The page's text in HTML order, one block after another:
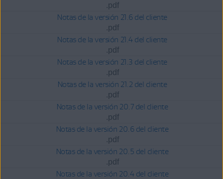
.pdf
Notas de la versión 21.6 del cliente
.pdf
Notas de la versión 21.4 del cliente
.pdf
Notas de la versión 21.3 del cliente
.pdf
Notas de la versión 21.2 del cliente
.pdf
Notas de la versión 20.7 del cliente
.pdf
Notas de la versión 20.6 del cliente
.pdf
Notas de la versión 20.5 del cliente
.pdf
Notas de la versión 20.4 del cliente